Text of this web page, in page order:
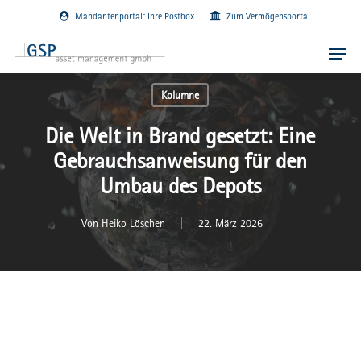
content
Mandantenportal: Ihre Postbox Zum Vermögensportal
Menu
Kolumne
Die Welt in Brand gesetzt: Eine
Gebrauchsanweisung für den
Umbau des Depots
Von Heiko Löschen 22. März 2026